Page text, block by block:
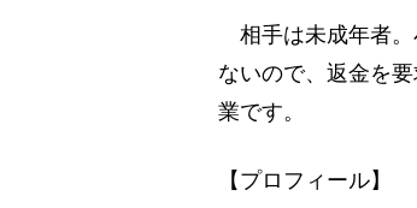
相手は未成年者。
ないので、返金を
業です。
【プロフィール】